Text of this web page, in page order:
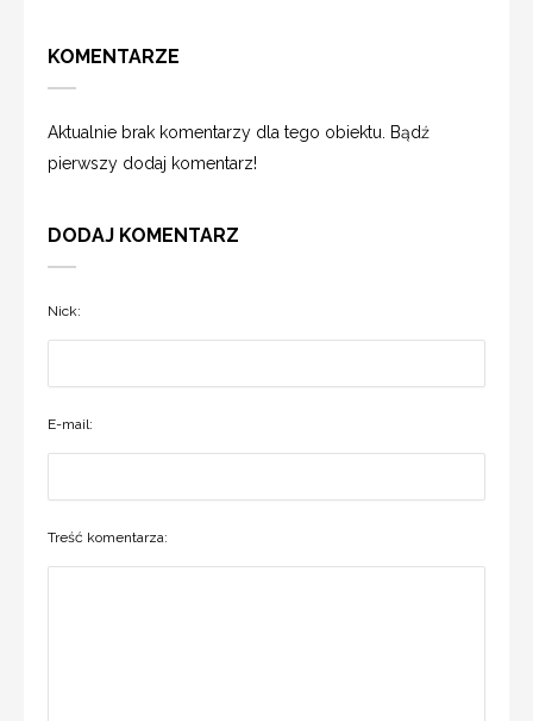
KOMENTARZE
Aktualnie brak komentarzy dla tego obiektu. Bądź
pierwszy dodaj komentarz!
DODAJ KOMENTARZ
Nick:
E-mail:
Treść komentarza: